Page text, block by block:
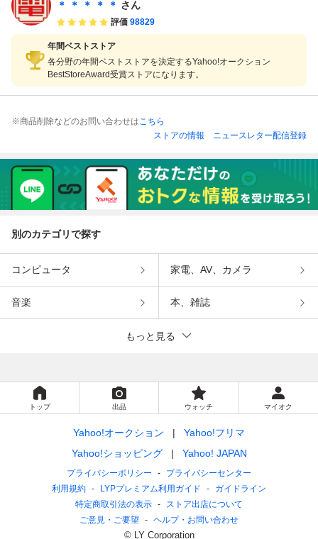
付【PP
＊ ＊ ＊ ＊ ＊ さん
評価 98829
年間ベストストア
各分野の年間ベストストアを決定するYahoo!オークション
BestStoreAward受賞ストアになります。
※商品削除などのお問い合わせはこちら
ストアの情報
ニュースレター配信登録
別のカテゴリで探す
コンピュータ 家電、AV、カメラ
音楽 本、雑誌
もっと見る
トップ 出品 ウォッチ マイオク
Yahoo!オークション
Yahoo!フリマ
Yahoo!ショッピング
Yahoo! JAPAN
プライバシーポリシー
プライバシーセンター
利用規約
LYPプレミアム利用ガイド
ガイドライン
特定商取引法の表示
ストア出店について
ご意見・ご要望
ヘルプ・お問い合わせ
© LY Corporation